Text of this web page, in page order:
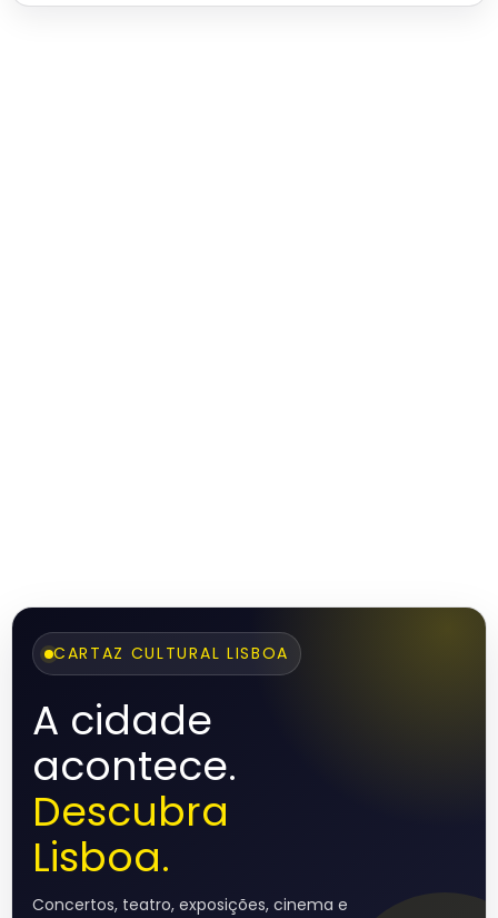
CARTAZ CULTURAL LISBOA
A cidade
acontece.
Descubra
Lisboa.
Concertos, teatro, exposições, cinema e